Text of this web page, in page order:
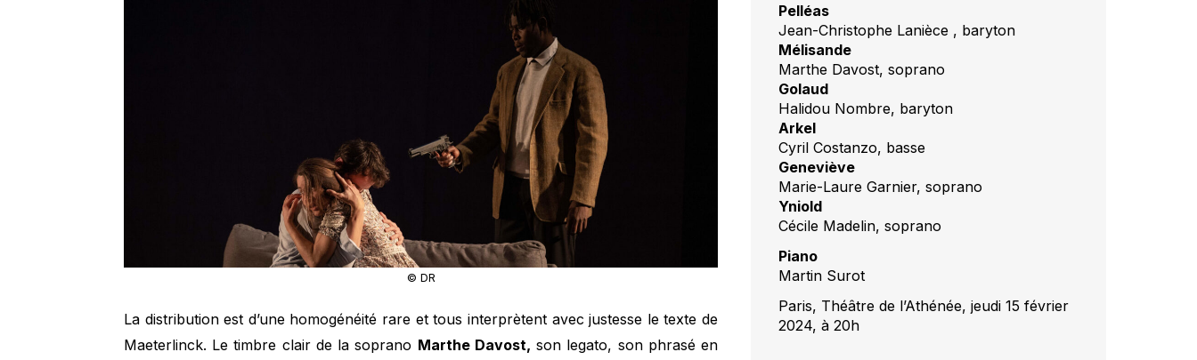
© DR
La distribution est d’une homogénéité rare et tous interprètent avec justesse le texte de
Maeterlinck. Le timbre clair de la soprano Marthe Davost, son legato, son phrasé en
Pelléas
Jean-Christophe Lanièce , baryton
Mélisande
Marthe Davost, soprano
Golaud
Halidou Nombre, baryton
Arkel
Cyril Costanzo, basse
Geneviève
Marie-Laure Garnier, soprano
Yniold
Cécile Madelin, soprano
Piano
Martin Surot
Paris, Théâtre de l’Athénée, jeudi 15 février
2024, à 20h